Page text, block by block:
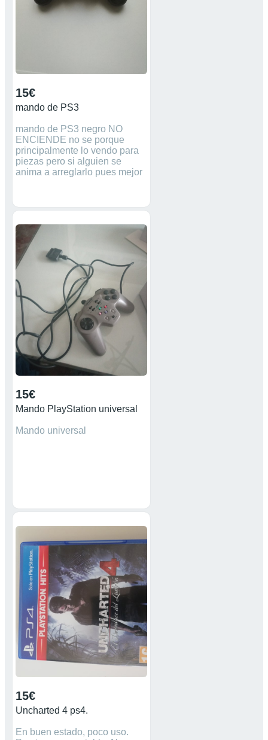
15€
mando de PS3
mando de PS3 negro NO
ENCIENDE no se porque
principalmente lo vendo para
piezas pero si alguien se
anima a arreglarlo pues mejor
15€
Mando PlayStation universal
Mando universal
15€
Uncharted 4 ps4.
En buen estado, poco uso.